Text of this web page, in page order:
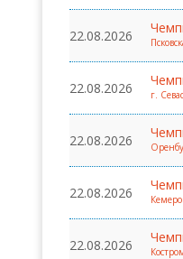
22.08.2026
22.08.2026 г.
22.08.2026
22.08.2026
22.08.2026